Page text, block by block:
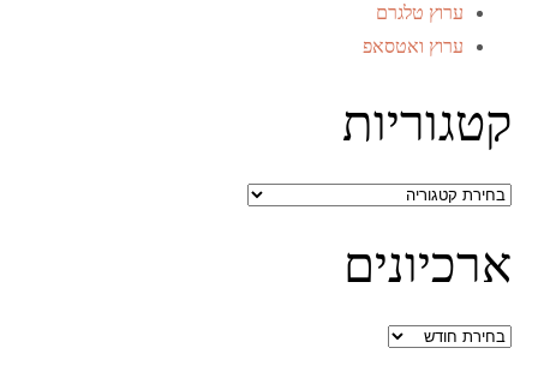
ערוץ טלגרם
ערוץ ואטסאפ
קטגוריות
קטגוריות
ארכיונים
ארכיונים